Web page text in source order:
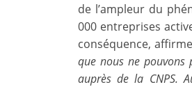
de l’ampleur du
000 entreprises
conséquence,
que nous ne pouvons
auprès de la CNPS.